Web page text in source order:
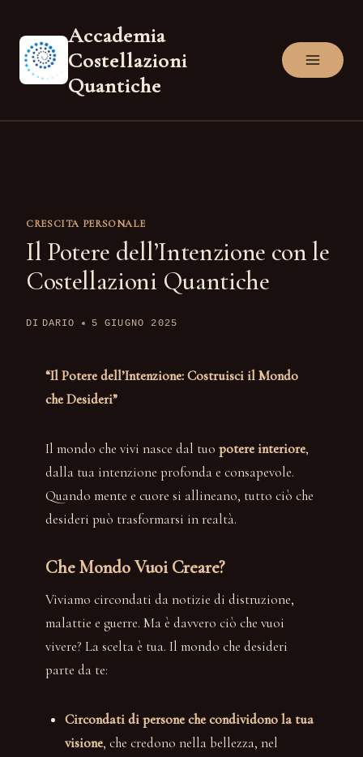
contenuto
Accademia
Costellazioni
Quantiche
CRESCITA PERSONALE
Il Potere dell’Intenzione con le
Costellazioni Quantiche
DI DARIO 5 GIUGNO 2025
“Il Potere dell’Intenzione: Costruisci il Mondo
che Desideri”
Il mondo che vivi nasce dal tuo potere interiore,
dalla tua intenzione profonda e consapevole.
Quando mente e cuore si allineano, tutto ciò che
desideri può trasformarsi in realtà.
Che Mondo Vuoi Creare?
Viviamo circondati da notizie di distruzione,
malattie e guerre. Ma è davvero ciò che vuoi
vivere? La scelta è tua. Il mondo che desideri
parte da te:
Circondati di persone che condividono la tua
visione, che credono nella bellezza, nel